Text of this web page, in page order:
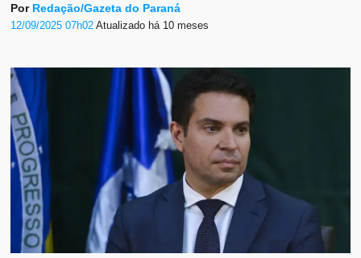
Por Redação/Gazeta do Paraná
12/09/2025 07h02Atualizado há 10 meses